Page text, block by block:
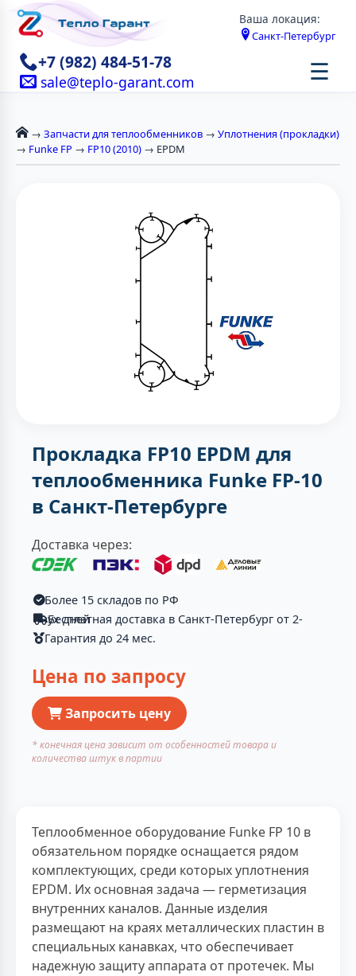
Ваша локация:
Санкт-Петербург
+7 (982) 484-51-78
sale@teplo-garant.com ☰
→ Запчасти для теплообменников → Уплотнения (прокладки)
→ Funke FP → FP10 (2010) → EPDM
Прокладка FP10 EPDM для
теплообменника Funke FP-10
в Санкт-Петербурге
Доставка через:
Более 15 складов по РФ
Бесплатная доставка в Санкт-Петербург от 2-ух дней
Гарантия до 24 мес.
Цена по запросу
Запросить цену
* конечная цена зависит от особенностей товара и
количества штук в партии
Теплообменное оборудование Funke FP 10 в
обязательном порядке оснащается рядом
комплектующих, среди которых уплотнения
EPDM. Их основная задача — герметизация
внутренних каналов. Данные изделия
размещают на краях металлических пластин в
специальных канавках, что обеспечивает
надежную защиту аппарата от протечек. Мы